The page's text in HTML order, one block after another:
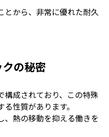
とから、非常に優れた耐久
の秘密
構成されており、この特殊
性質があります。
、熱の移動を抑える働きを